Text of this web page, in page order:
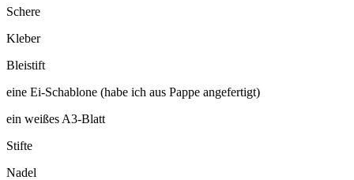
Schere
Kleber
Bleistift
eine Ei-Schablone (habe ich aus Pappe angefertigt)
ein weißes A3-Blatt
Stifte
Nadel